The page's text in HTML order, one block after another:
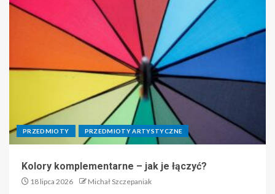
PRZEDMIOTY PRZEDMIOTY ARTYSTYCZNE
Kolory komplementarne – jak je łączyć?
18 lipca 2026 Michał Szczepaniak